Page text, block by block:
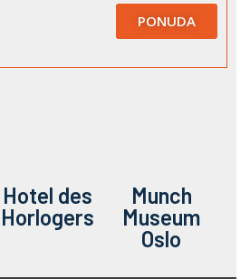
PONUDA
Hotel des
Horlogers
Munch
Museum
Oslo